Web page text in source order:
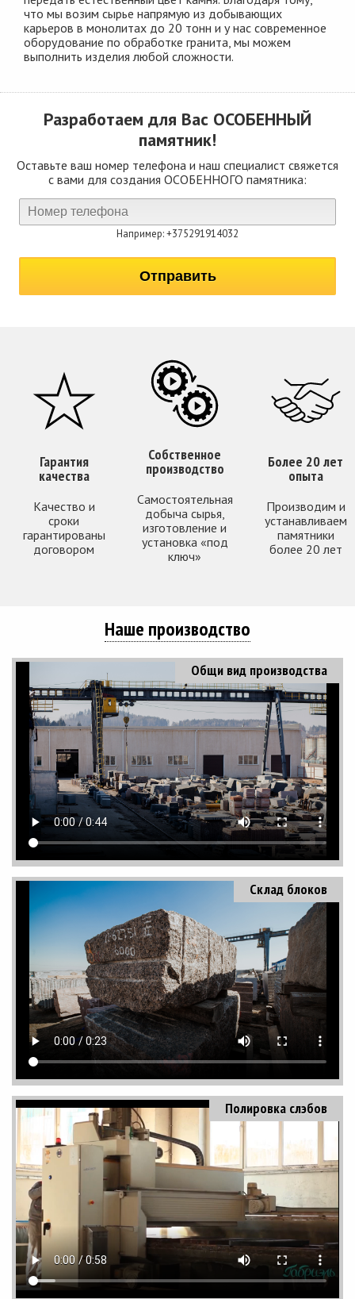
что мы возим сырье напрямую из добывающих
карьеров в монолитах до 20 тонн и у нас современное
оборудование по обработке гранита, мы можем
выполнить изделия любой сложности.
Разработаем для Вас ОСОБЕННЫЙ
памятник!
Оставьте ваш номер телефона и наш специалист свяжется
с вами для создания ОСОБЕННОГО памятника:
Например: +375291914032
Гарантия
качества
Качество и
сроки
гарантированы
договором
Собственное
производство
Самостоятельная
добыча сырья,
изготовление и
установка «под
ключ»
Более 20 лет
опыта
Производим и
устанавливаем
памятники
более 20 лет
Наше производство
Общи вид производства
Склад блоков
Полировка слэбов